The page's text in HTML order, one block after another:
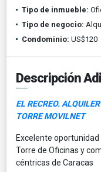
Tipo de inmueble:
Tipo de negocio:
Condominio: US$120
Descripción
EL RECREO.
TORRE MOVILNET
Excelente
Torre de Oficinas y
céntricas de Caracas